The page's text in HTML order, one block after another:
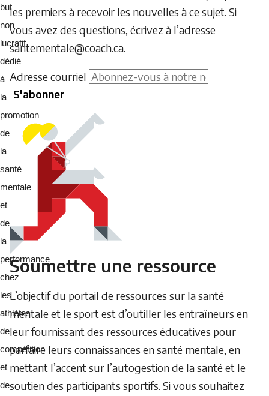
but
non
lucratif
dédié
à
la
promotion
de
la
santé
mentale
et
de
la
performance
chez
les
athlètes
de
compétition
et
de
les premiers à recevoir les nouvelles à ce sujet. Si
vous avez des questions, écrivez à l’adresse
santementale@coach.ca.
Ne
saisissez
aucun
texte
dans
ce
champ.
Adresse courriel
S'abonner
Soumettre une ressource
L’objectif du portail de ressources sur la santé
mentale et le sport est d’outiller les entraîneurs en
leur fournissant des ressources éducatives pour
parfaire leurs connaissances en santé mentale, en
mettant l’accent sur l’autogestion de la santé et le
soutien des participants sportifs. Si vous souhaitez